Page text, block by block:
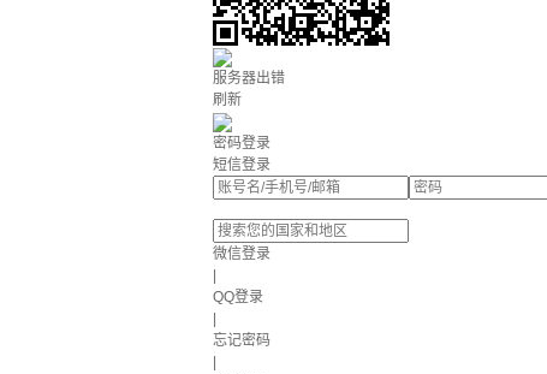
服务器出错
刷新
密码登录
短信登录
微信登录
QQ登录
忘记密码